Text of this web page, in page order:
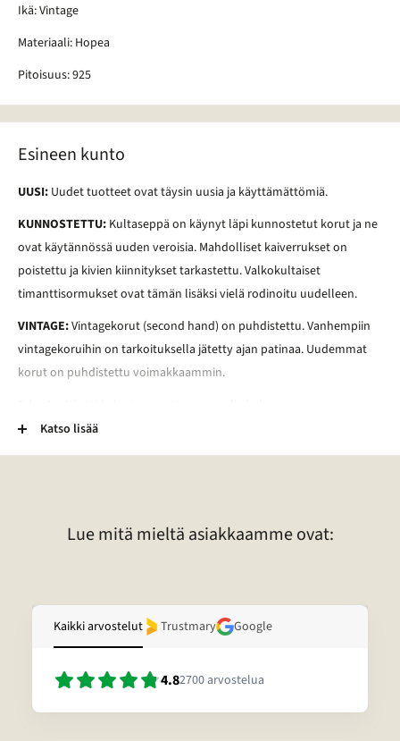
Ikä: Vintage
Materiaali: Hopea
Pitoisuus: 925
Esineen kunto
UUSI: Uudet tuotteet ovat täysin uusia ja käyttämättömiä.
KUNNOSTETTU: Kultaseppä on käynyt läpi kunnostetut korut ja ne
ovat käytännössä uuden veroisia. Mahdolliset kaiverrukset on
poistettu ja kivien kiinnitykset tarkastettu. Valkokultaiset
timanttisormukset ovat tämän lisäksi vielä rodinoitu uudelleen.
VINTAGE:Vintagekorut (second hand) on puhdistettu. Vanhempiin
vintagekoruihin on tarkoituksella jätetty ajan patinaa. Uudemmat
korut on puhdistettu voimakkaammin.
Esineessä voi esimerkiksi olla kaiverrus, vääntymä, painauma tai
Katso lisää
Lue mitä mieltä asiakkaamme ovat:
Kaikki arvostelut Trustmary Google
4.82700arvostelua